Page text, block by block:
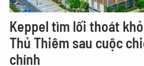
Keppel tìm lối thoát
Thủ Thiêm sau cuộc
chính